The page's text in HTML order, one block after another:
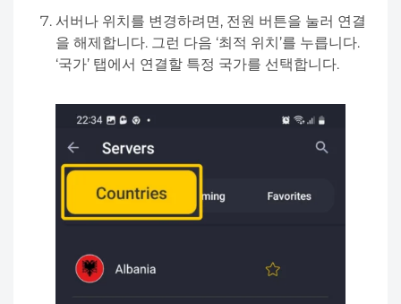
서버나 위치를 변경하려면, 전원 버튼을 눌러 연결
을 해제합니다. 그런 다음 ‘최적 위치’를 누릅니다.
‘국가’ 탭에서 연결할 특정 국가를 선택합니다.